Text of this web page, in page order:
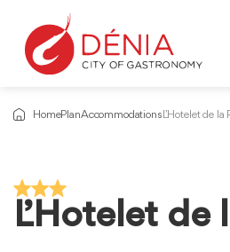
HomePlanAccommodations L’Hotelet de la
L’Hotelet de